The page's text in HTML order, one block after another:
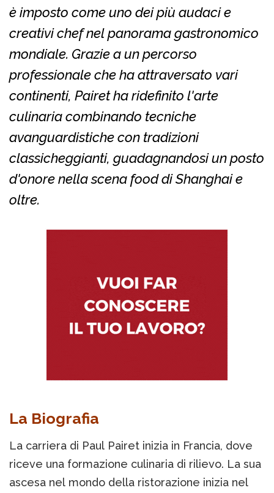
è imposto come uno dei più audaci e
creativi chef nel panorama gastronomico
mondiale. Grazie a un percorso
professionale che ha attraversato vari
continenti, Pairet ha ridefinito l'arte
culinaria combinando tecniche
avanguardistiche con tradizioni
classicheggianti, guadagnandosi un posto
d'onore nella scena food di Shanghai e
oltre.
La Biografia
La carriera di Paul Pairet inizia in Francia, dove
riceve una formazione culinaria di rilievo. La sua
ascesa nel mondo della ristorazione inizia nel